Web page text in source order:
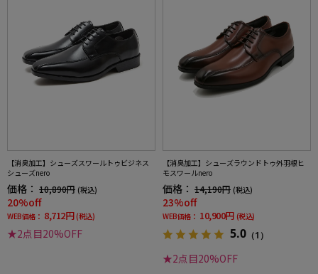
【消臭加工】シューズスワールトゥビジネス
シューズnero
価格： 10,890円 (税込)
20%off
WEB価格： 8,712円 (税込)
★2点目20%OFF
【消臭加工】シューズラウンドトゥ外羽根ヒ
モスワールnero
価格： 14,190円 (税込)
23%off
WEB価格： 10,900円 (税込)
5.0 （1）
★2点目20%OFF